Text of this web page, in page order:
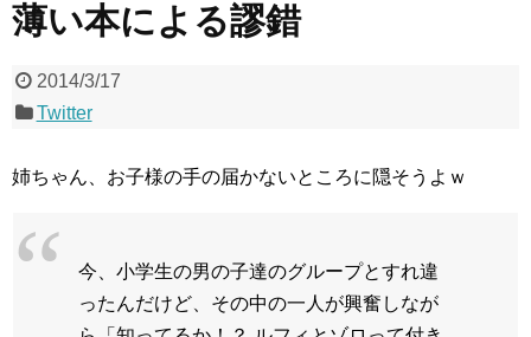
薄い本による謬錯
2014/3/17
Twitter
姉ちゃん、お子様の手の届かないところに隠そうよｗ
今、小学生の男の子達のグループとすれ違
ったんだけど、その中の一人が興奮しなが